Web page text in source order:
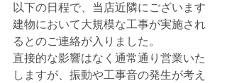
以下の日程で、当店近隣にございます
建物において大規模な工事が実施され
るとのご連絡が入りました。
直接的な影響はなく通常通り営業いた
しますが、振動や工事音の発生が考え